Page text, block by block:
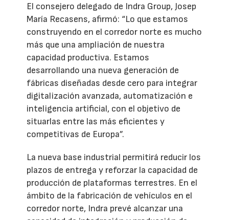
El consejero delegado de Indra Group, Josep
María Recasens, afirmó: “Lo que estamos
construyendo en el corredor norte es mucho
más que una ampliación de nuestra
capacidad productiva. Estamos
desarrollando una nueva generación de
fábricas diseñadas desde cero para integrar
digitalización avanzada, automatización e
inteligencia artificial, con el objetivo de
situarlas entre las más eficientes y
competitivas de Europa”.
La nueva base industrial permitirá reducir los
plazos de entrega y reforzar la capacidad de
producción de plataformas terrestres. En el
ámbito de la fabricación de vehículos en el
corredor norte, Indra prevé alcanzar una